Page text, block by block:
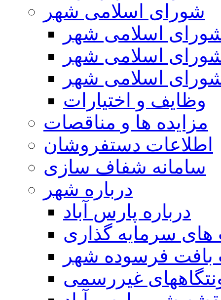
شورای اسلامی شهر
اسلامی شهر
اسلامی شهر
اسلامی شهر
وظایف و اختیارات
مزایده ها و مناقصات
اطلاعات دستفروشان
سامانه شفاف سازی
درباره شهر
درباره پارس آباد
سرمایه گذاری
بافت فرسوده شهر
غیررسمی